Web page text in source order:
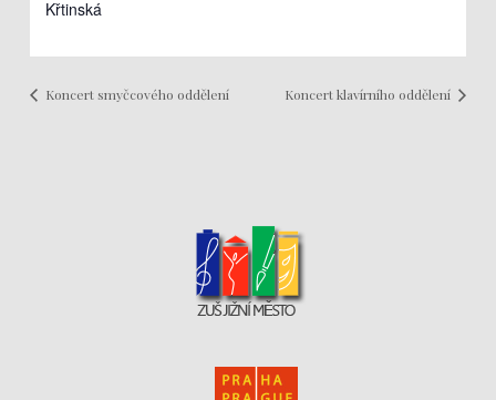
Křtinská
Koncert smyčcového oddělení Koncert klavírního oddělení